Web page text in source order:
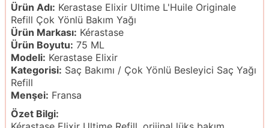
Ürün Adı: Kerastase Elixir Ultime L'Huile Originale
Refill Çok Yönlü Bakım Yağı
Ürün Markası: Kérastase
Ürün Boyutu: 75 ML
Modeli: Kerastase Elixir
Kategorisi: Saç Bakımı / Çok Yönlü Besleyici Saç Yağı
Refill
Menşei: Fransa
Özet Bilgi: